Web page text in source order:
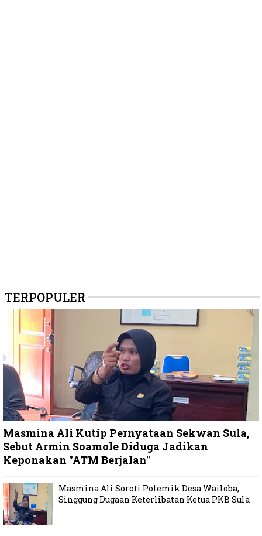
TERPOPULER
Masmina Ali Kutip Pernyataan Sekwan Sula,
Sebut Armin Soamole Diduga Jadikan
Keponakan "ATM Berjalan"
Masmina Ali Soroti Polemik Desa Wailoba,
Singgung Dugaan Keterlibatan Ketua PKB Sula